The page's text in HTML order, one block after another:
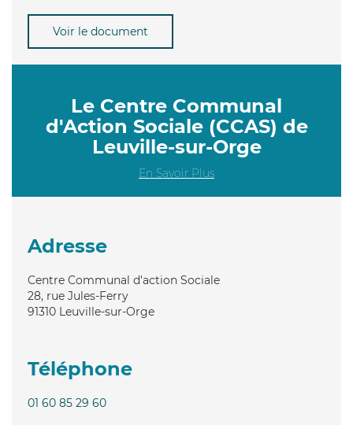
Voir le document
Le Centre Communal
d'Action Sociale (CCAS) de
Leuville-sur-Orge
En Savoir Plus
Adresse
Centre Communal d'action Sociale
28, rue Jules-Ferry
91310 Leuville-sur-Orge
Téléphone
01 60 85 29 60